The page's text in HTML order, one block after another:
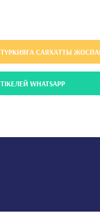
ТҮРКИЯҒА САЯХАТТЫ
ТІКЕЛЕЙ WHATSAPP